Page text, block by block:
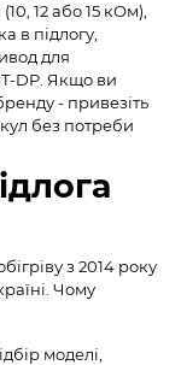
12 або 15 кОм),
в підлогу,
для
DP. Якщо ви
- привезіть
без потреби
з 2014 року
Чому
моделі,